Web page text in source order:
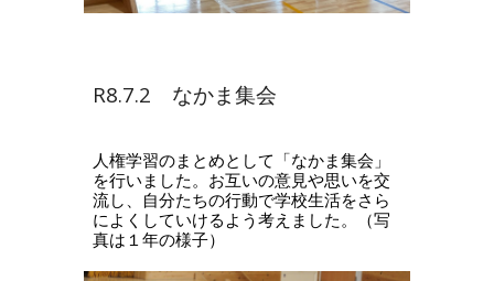
R8.7.2 なかま集会
人権学習のまとめとして「なかま集会」
を行いました。お互いの意見や思いを交
流し、自分たちの行動で学校生活をさら
によくしていけるよう考えました 。（写
真は１年の様子）